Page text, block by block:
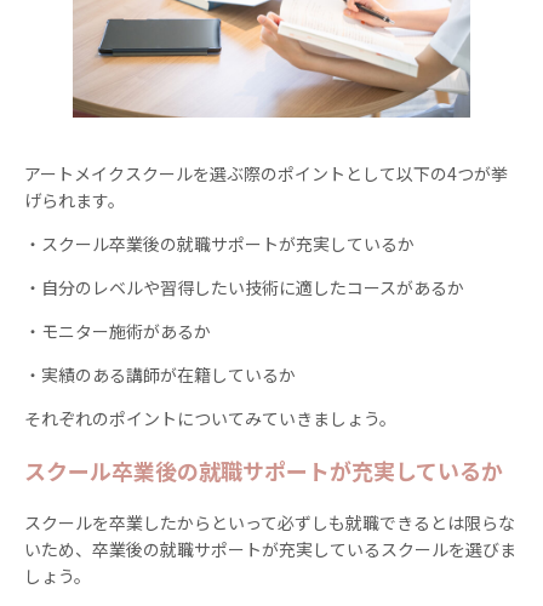
アートメイクスクールを選ぶ際のポイントとして以下の4つが挙
げられます。
・スクール卒業後の就職サポートが充実しているか
・自分のレベルや習得したい技術に適したコースがあるか
・モニター施術があるか
・実績のある講師が在籍しているか
それぞれのポイントについてみていきましょう。
スクール卒業後の就職サポートが充実しているか
スクールを卒業したからといって必ずしも就職できるとは限らな
いため、卒業後の就職サポートが充実しているスクールを選びま
しょう。